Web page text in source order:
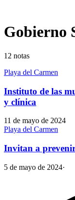
Gobierno
12 notas
Playa del Carmen
Instituto de las
y clínica
11 de mayo de 2024
Playa del Carmen
Invitan a
5 de mayo de 2024·